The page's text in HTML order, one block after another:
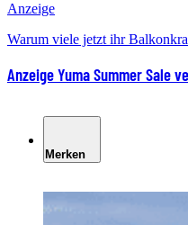
Anzeige
Warum viele jetzt ihr
AnzeigeYuma Summer Sale
Merken